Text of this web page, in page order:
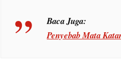
Baca Juga:
Penyebab Mata